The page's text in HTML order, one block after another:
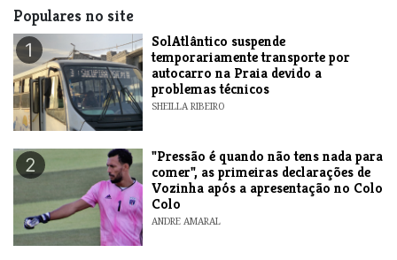
Populares no site
1
SolAtlântico suspende
temporariamente transporte por
autocarro na Praia devido a
problemas técnicos
SHEILLA RIBEIRO
2
"Pressão é quando não tens nada para
comer", as primeiras declarações de
Vozinha após a apresentação no Colo
Colo
ANDRE AMARAL